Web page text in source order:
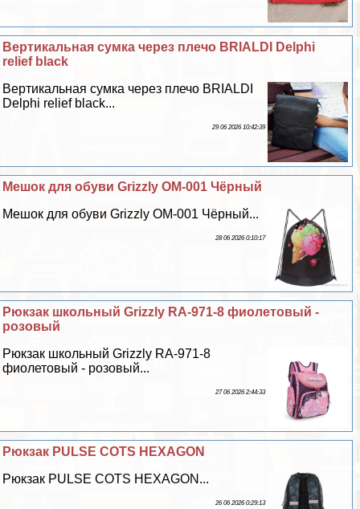
Вертикальная сумка через плечо BRIALDI Delphi
relief black
Вертикальная сумка через плечо BRIALDI
Delphi relief black...
29 06 2026 10:42:39
Мешок для обуви Grizzly OM-001 Чёрный
Мешок для обуви Grizzly OM-001 Чёрный...
28 06 2026 0:10:17
Рюкзак школьный Grizzly RA-971-8 фиолетовый -
розовый
Рюкзак школьный Grizzly RA-971-8
фиолетовый - розовый...
27 06 2026 2:44:33
Рюкзак PULSE COTS HEXAGON
Рюкзак PULSE COTS HEXAGON...
26 06 2026 0:29:13